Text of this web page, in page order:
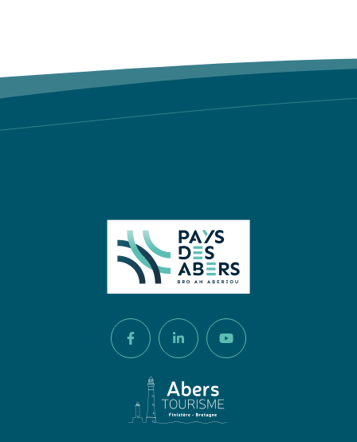
Lien vers le compte Facebook
Lien vers le compte
Lien vers la chaîne